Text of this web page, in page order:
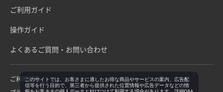
ご利用ガイド
操作ガイド
よくあるご質問・お問い合わせ
ご利用規約このサイトでは、お客さまに適したお得な商品やサービスの案内、広告配
信等を行う目的で、第三者から提供された位置情報や広告データなどの情